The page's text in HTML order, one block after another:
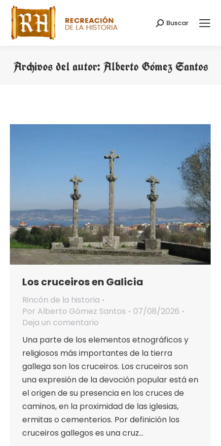
Buscar:
Buscar
Archivos del autor:Alberto Gómez Santos
Los cruceiros en Galicia
Rincón de la historia
Por Alberto Gómez Santos
07/08/2026
Deja un comentario
Una parte de los elementos etnográficos y
religiosos más importantes de la tierra
gallega son los cruceiros. Los cruceiros son
una expresión de la devoción popular está en
el origen de su presencia en los cruces de
caminos, en la proximidad de las iglesias,
ermitas o cementerios. Por definición los
cruceiros gallegos es una cruz…